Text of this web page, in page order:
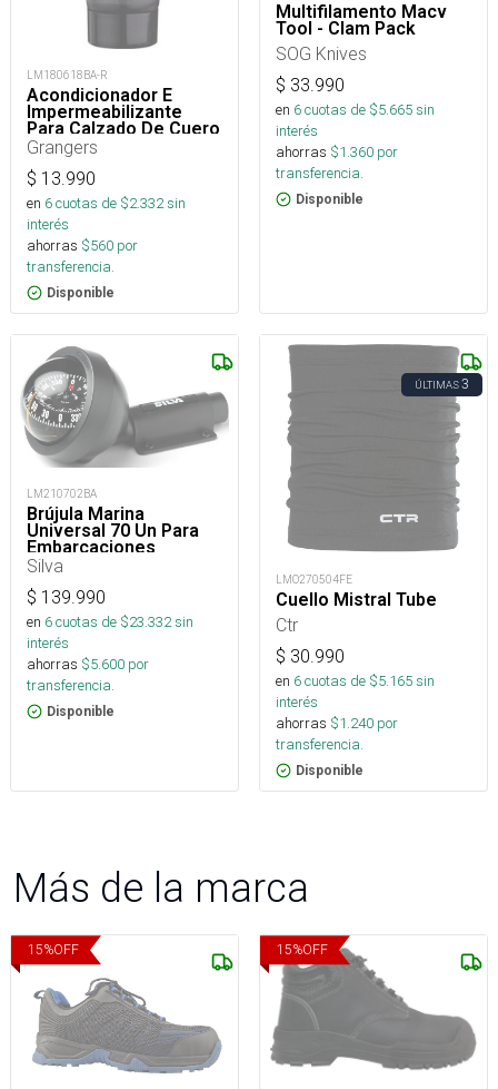
LM180618BA-R
Acondicionador E
Impermeabilizante
Para Calzado De Cuero
75 Ml
Grangers
$ 13.990
en 6cuotas de $2.332sin
interés
ahorras $560 por
transferencia.
Disponible
Multifilamento Macv
Tool - Clam Pack
SOG Knives
$ 33.990
en 6cuotas de $5.665sin
interés
ahorras $1.360 por
transferencia.
Disponible
LM210702BA
Brújula Marina
Universal 70 Un Para
Embarcaciones
Silva
$ 139.990
en 6cuotas de $23.332sin
interés
ahorras $5.600 por
transferencia.
Disponible
ÚLTIMAS3
LMO270504FE
Cuello Mistral Tube
Ctr
$ 30.990
en 6cuotas de $5.165sin
interés
ahorras $1.240 por
transferencia.
Disponible
Más de la marca
15%OFF 15%OFF